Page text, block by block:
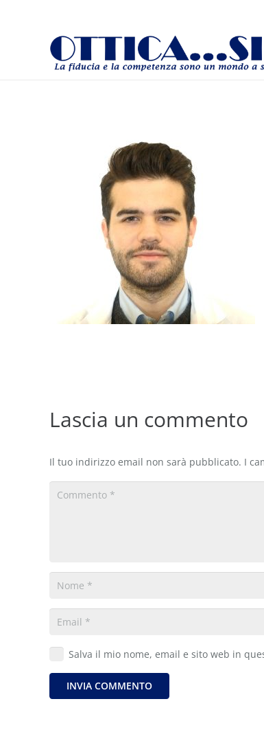
Lascia un commento
Il tuo indirizzo email non sarà pubblicato. I
Salva il mio nome, email e sito web in
INVIA COMMENTO